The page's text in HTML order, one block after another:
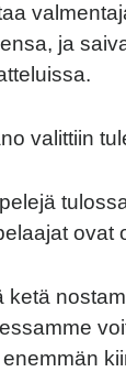
ja
valittiin
ovat
ketä